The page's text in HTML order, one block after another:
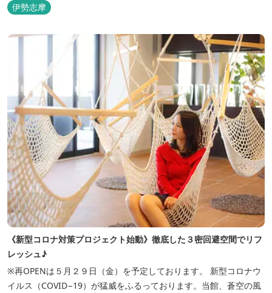
伊勢志摩
《新型コロナ対策プロジェクト始動》徹底した３密回避空間でリフ
レッシュ♪
※再OPENは５月２９日（金）を予定しております。 新型コロナウ
イルス（COVID−19）が猛威をふるっております。当館、蒼空の風